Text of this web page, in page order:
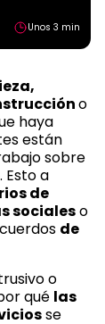
Unos 3 min
o
haya
están
sobre
Esto a
de
socialeso
de
o
qué las
se